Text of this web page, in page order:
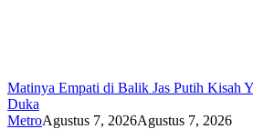
Matinya Empati di Balik Jas Putih Kisah
Duka
MetroAgustus 7, 2026Agustus 7, 2026